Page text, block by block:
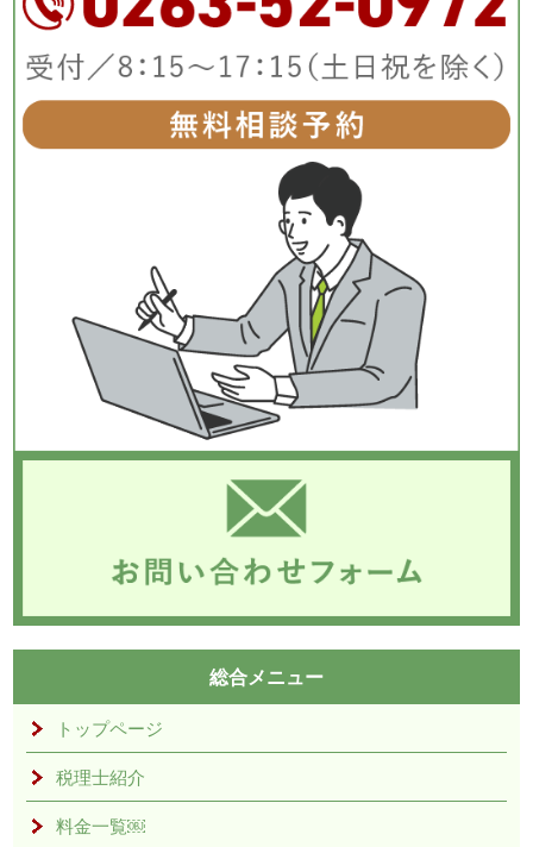
総合メニュー
トップページ
税理士紹介
料金一覧￼